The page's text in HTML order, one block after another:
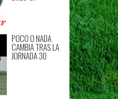
POCO O NADA
CAMBIA TRAS LA
JORNADA 30